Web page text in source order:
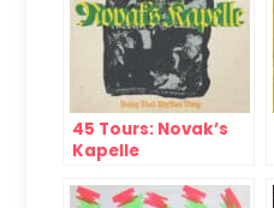
45 Tours: Novak’s
Kapelle
Needle » & « Not